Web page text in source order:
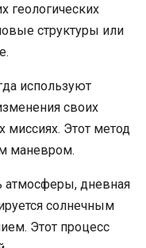
геологических
структуры или
используют
своих
миссиях. Этот метод
маневром.
атмосферы, дневная
солнечным
Этот процесс